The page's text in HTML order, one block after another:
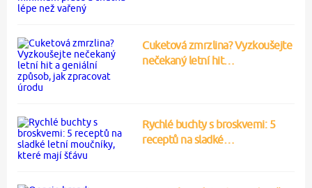
Cuketová zmrzlina? Vyzkoušejte
nečekaný letní hit…
Rychlé buchty s broskvemi: 5
receptů na sladké…